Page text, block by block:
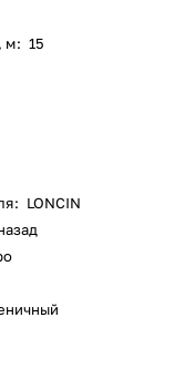
м: 15
: LONCIN